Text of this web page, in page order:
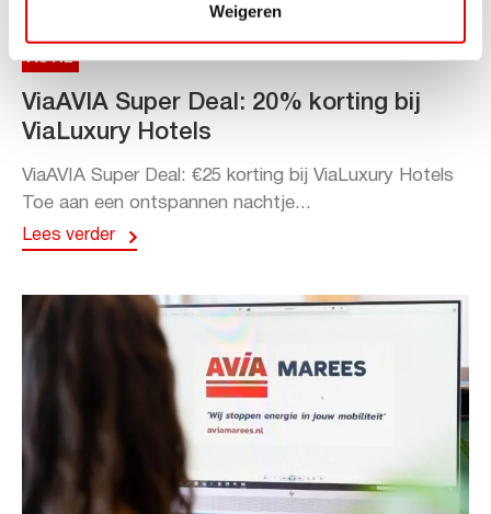
Weigeren
ACTIE
ViaAVIA Super Deal: 20% korting bij
ViaLuxury Hotels
ViaAVIA Super Deal: €25 korting bij ViaLuxury Hotels
Toe aan een ontspannen nachtje...
Lees verder